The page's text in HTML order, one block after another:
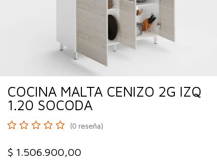
COCINA MALTA CENIZO 2G IZQ
1.20 SOCODA
(0 reseña)
$ 1.506.900,00